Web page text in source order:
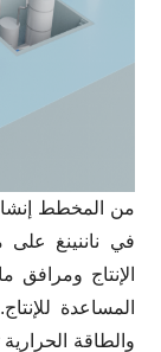
من المخطط
في ناننينغ
الإنتاج ومرافق
المساعدة للإنتاج.
والطاقة